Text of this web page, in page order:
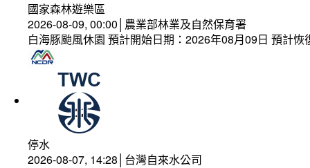
國家森林遊樂區
2026-08-09, 00:00│農業部林業及自然保育署
白海豚颱風休園 預計開始日期：2026年08月09日 預計
停水
2026-08-07, 14:28│台灣自來水公司